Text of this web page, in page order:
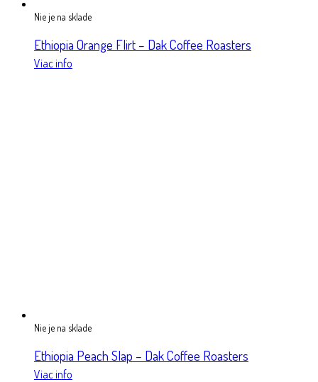
Nie je na sklade
Ethiopia Orange Flirt – Dak Coffee Roasters
Viac info
Nie je na sklade
Ethiopia Peach Slap – Dak Coffee Roasters
Viac info